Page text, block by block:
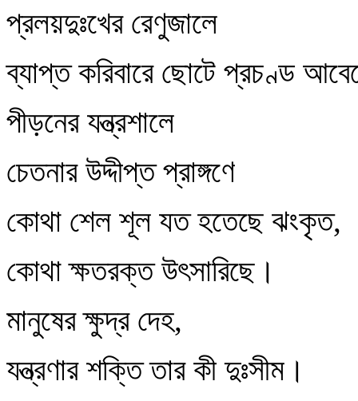
প্রলয়দুঃখের রেণুজালে
ব্যাপ্ত করিবারে ছোটে প্রচণ্ড
পীড়নের যন্ত্রশালে
চেতনার উদ্দীপ্ত প্রাঙ্গণে
কোথা শেল শূল যত হতেছে ঝংকৃত,
কোথা ক্ষতরক্ত উৎসারিছে।
মানুষের ক্ষুদ্র দেহ,
যন্ত্রণার শক্তি তার কী দুঃসীম।